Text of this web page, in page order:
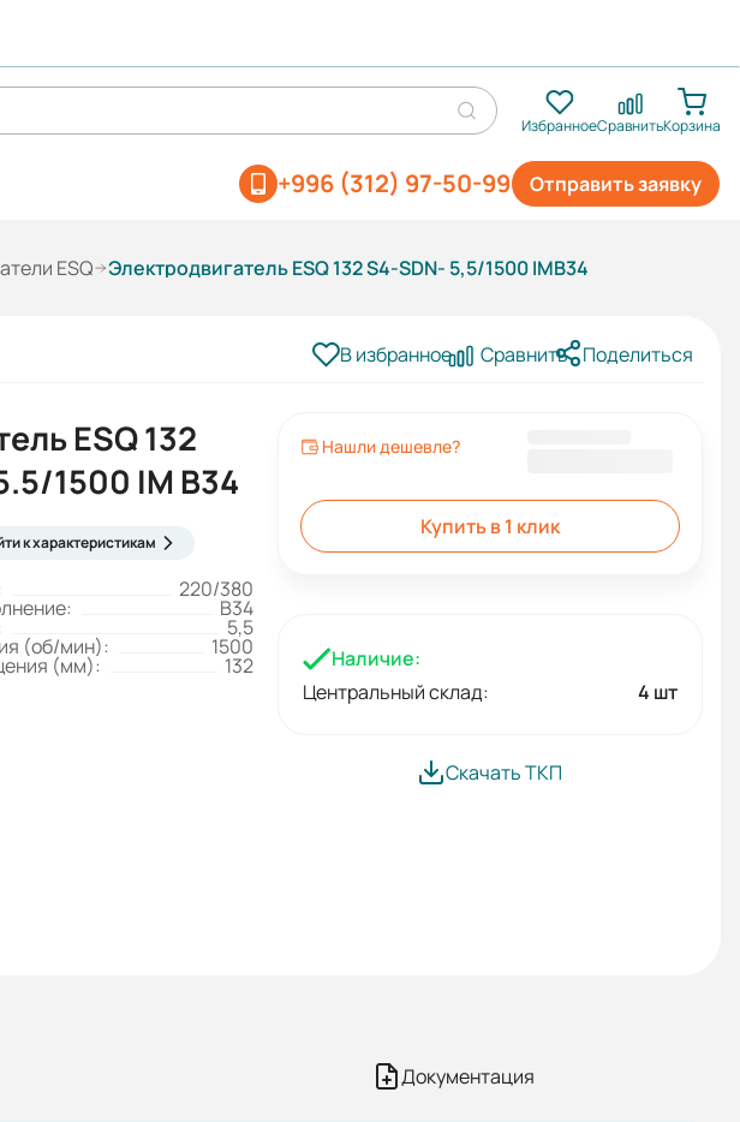
ИзбранноеСравнитьКорзина
Отправить заявку
+996 (312) 97-50-99
ESQ Электродвигатель ESQ 132 S4-SDN- 5,5/1500 IMB34
В избранное Сравнить Поделиться
ESQ 132
1500 IM B34
к характеристикам
220/380
B34
5,5
(об/мин): 1500
(мм): 132
Нашли дешевле?
Купить в 1 клик
Наличие:
Центральный склад:
4 шт
Скачать ТКП
Документация